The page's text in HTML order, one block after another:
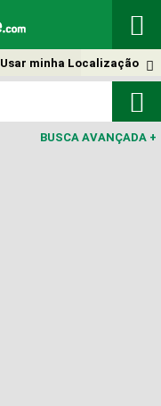


Usar minha Localização

BUSCA AVANÇADA +